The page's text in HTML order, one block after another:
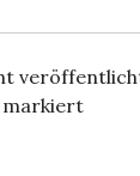
markiert